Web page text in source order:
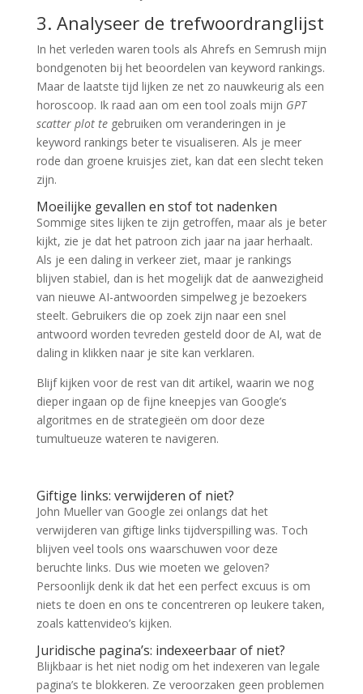
3. Analyseer de trefwoordranglijst
In het verleden waren tools als Ahrefs en Semrush mijn
bondgenoten bij het beoordelen van keyword rankings.
Maar de laatste tijd lijken ze net zo nauwkeurig als een
horoscoop. Ik raad aan om een tool zoals mijn GPT
scatter plot tegebruiken om veranderingen in je
keyword rankings beter te visualiseren. Als je meer
rode dan groene kruisjes ziet, kan dat een slecht teken
zijn.
Moeilijke gevallen en stof tot nadenken
Sommige sites lijken te zijn getroffen, maar als je beter
kijkt, zie je dat het patroon zich jaar na jaar herhaalt.
Als je een daling in verkeer ziet, maar je rankings
blijven stabiel, dan is het mogelijk dat de aanwezigheid
van nieuwe AI-antwoorden simpelweg je bezoekers
steelt. Gebruikers die op zoek zijn naar een snel
antwoord worden tevreden gesteld door de AI, wat de
daling in klikken naar je site kan verklaren.
Blijf kijken voor de rest van dit artikel, waarin we nog
dieper ingaan op de fijne kneepjes van Google’s
algoritmes en de strategieën om door deze
tumultueuze wateren te navigeren.
Giftige links: verwijderen of niet?
John Mueller van Google zei onlangs dat het
verwijderen van giftige links tijdverspilling was. Toch
blijven veel tools ons waarschuwen voor deze
beruchte links. Dus wie moeten we geloven?
Persoonlijk denk ik dat het een perfect excuus is om
niets te doen en ons te concentreren op leukere taken,
zoals kattenvideo’s kijken.
Juridische pagina’s: indexeerbaar of niet?
Blijkbaar is het niet nodig om het indexeren van legale
pagina’s te blokkeren. Ze veroorzaken geen problemen